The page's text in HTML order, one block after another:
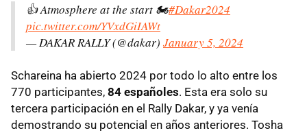
👍 Atmosphere at the start 🏍#Dakar2024
pic.twitter.com/YVxdGiIAWt
— DAKAR RALLY (@dakar) January 5, 2024
Schareina ha abierto 2024 por todo lo alto entre los
770 participantes, 84 españoles. Esta era solo su
tercera participación en el Rally Dakar, y ya venía
demostrando su potencial en años anteriores. Tosha